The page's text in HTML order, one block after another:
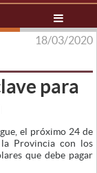
18/03/2020
para
el próximo 24 de
Provincia con los
que debe pagar